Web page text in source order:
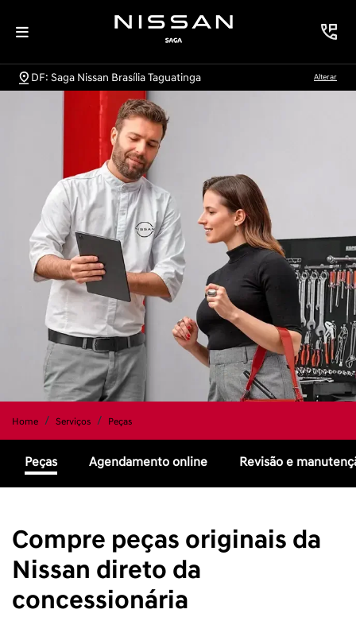
DF: Saga Nissan Brasília Taguatinga Alterar
Home Serviços Peças
Agendamento online Revisão e
Peças
Compre peças originais da
Nissan direto da
concessionária